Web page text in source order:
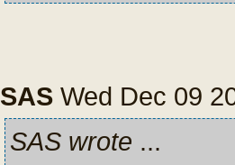
SAS Wed Dec 09
SAS wrote ...